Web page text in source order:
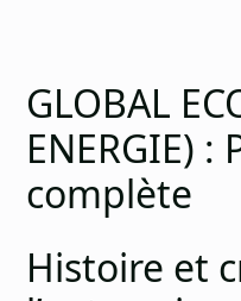
GLOBAL
ENERGIE)
complète
Histoire et